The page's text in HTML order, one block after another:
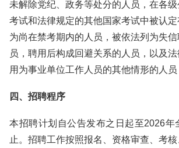
未解除党纪、政务等处分的人员，在各
考试和法律规定的其他国家考试中被认
为尚在禁考期内的人员，被依法列为失
员，聘用后构成回避关系的人员，以及
用为事业单位工作人员的其他情形的人员
四、招聘程序
本招聘计划自公告发布之日起至2026年
止。招聘工作按照报名、资格审查、考